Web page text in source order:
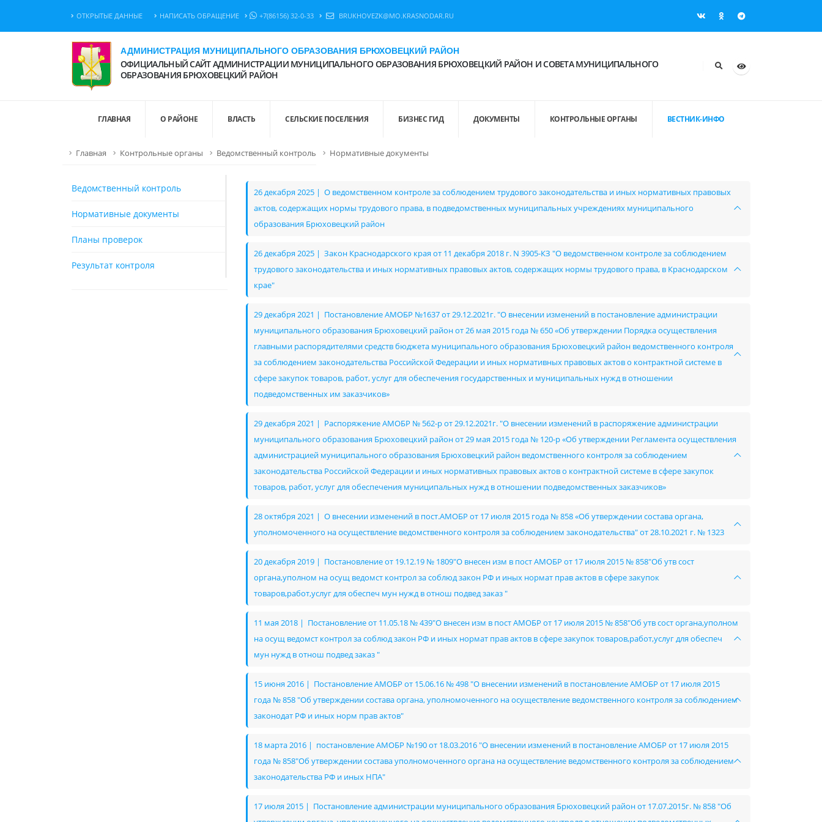
ОТКРЫТЫЕ ДАННЫЕ НАПИСАТЬ ОБРАЩЕНИЕ +7(86156) 32-0-33 BRUKHOVEZK@MO.KRASNODAR.RU
АДМИНИСТРАЦИЯ МУНИЦИПАЛЬНОГО ОБРАЗОВАНИЯ БРЮХОВЕЦКИЙ РАЙОН
ОФИЦИАЛЬНЫЙ САЙТ АДМИНИСТРАЦИИ МУНИЦИПАЛЬНОГО ОБРАЗОВАНИЯ БРЮХОВЕЦКИЙ РАЙОН И СОВЕТА МУНИЦИПАЛЬНОГО
ОБРАЗОВАНИЯ БРЮХОВЕЦКИЙ РАЙОН
ГЛАВНАЯ О РАЙОНЕ ВЛАСТЬ СЕЛЬСКИЕ ПОСЕЛЕНИЯ БИЗНЕС ГИД ДОКУМЕНТЫ КОНТРОЛЬНЫЕ ОРГАНЫ ВЕСТНИК-ИНФО
Главная Контрольные органы Ведомственный контроль Нормативные документы
Ведомственный контроль
Нормативные документы
Планы проверок
Результат контроля
26 декабря 2025 | О ведомственном контроле за соблюдением трудового законодательства и иных нормативных правовых
актов, содержащих нормы трудового права, в подведомственных муниципальных учреждениях муниципального
образования Брюховецкий район
26 декабря 2025 | Закон Краснодарского края от 11 декабря 2018 г. N 3905-КЗ "О ведомственном контроле за соблюдением
трудового законодательства и иных нормативных правовых актов, содержащих нормы трудового права, в Краснодарском
крае"
29 декабря 2021 | Постановление АМОБР №1637 от 29.12.2021г. "О внесении изменений в постановление администрации
муниципального образования Брюховецкий район от 26 мая 2015 года № 650 «Об утверждении Порядка осуществления
главными распорядителями средств бюджета муниципального образования Брюховецкий район ведомственного контроля
за соблюдением законодательства Российской Федерации и иных нормативных правовых актов о контрактной системе в
сфере закупок товаров, работ, услуг для обеспечения государственных и муниципальных нужд в отношении
подведомственных им заказчиков»
29 декабря 2021 | Распоряжение АМОБР № 562-р от 29.12.2021г. "О внесении изменений в распоряжение администрации
муниципального образования Брюховецкий район от 29 мая 2015 года № 120-р «Об утверждении Регламента осуществления
администрацией муниципального образования Брюховецкий район ведомственного контроля за соблюдением
законодательства Российской Федерации и иных нормативных правовых актов о контрактной системе в сфере закупок
товаров, работ, услуг для обеспечения муниципальных нужд в отношении подведомственных заказчиков»
28 октября 2021 | О внесении изменений в пост.АМОБР от 17 июля 2015 года № 858 «Об утверждении состава органа,
уполномоченного на осуществление ведомственного контроля за соблюдением законодательства" от 28.10.2021 г. № 1323
20 декабря 2019 | Постановление от 19.12.19 № 1809"О внесен изм в пост АМОБР от 17 июля 2015 № 858"Об утв сост
органа,уполном на осущ ведомст контрол за соблюд закон РФ и иных нормат прав актов в сфере закупок
товаров,работ,услуг для обеспеч мун нужд в отнош подвед заказ "
11 мая 2018 | Постановление от 11.05.18 № 439"О внесен изм в пост АМОБР от 17 июля 2015 № 858"Об утв сост органа,уполном
на осущ ведомст контрол за соблюд закон РФ и иных нормат прав актов в сфере закупок товаров,работ,услуг для обеспеч
мун нужд в отнош подвед заказ "
15 июня 2016 | Постановление АМОБР от 15.06.16 № 498 "О внесении изменений в постановление АМОБР от 17 июля 2015
года № 858 "Об утверждении состава органа, уполномоченного на осуществление ведомственного контроля за соблюдением
законодат РФ и иных норм прав актов"
18 марта 2016 | постановление АМОБР №190 от 18.03.2016 "О внесении изменений в постановление АМОБР от 17 июля 2015
года № 858"Об утверждении состава уполномоченного органа на осуществление ведомственного контроля за соблюдением
законодательства РФ и иных НПА"
17 июля 2015 | Постановление администрации муниципального образования Брюховецкий район от 17.07.2015г. № 858 "Об